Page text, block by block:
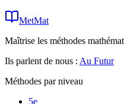
MetMat
Maîtrise les méthodes
Ils parlent de nous : Au Futur
Méthodes par niveau
5e